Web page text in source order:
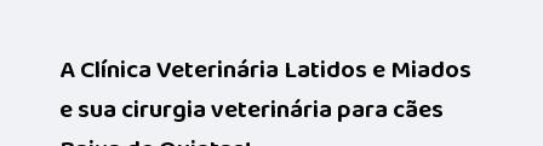
A Clínica Veterinária Latidos e Miados
e sua cirurgia veterinária para cães